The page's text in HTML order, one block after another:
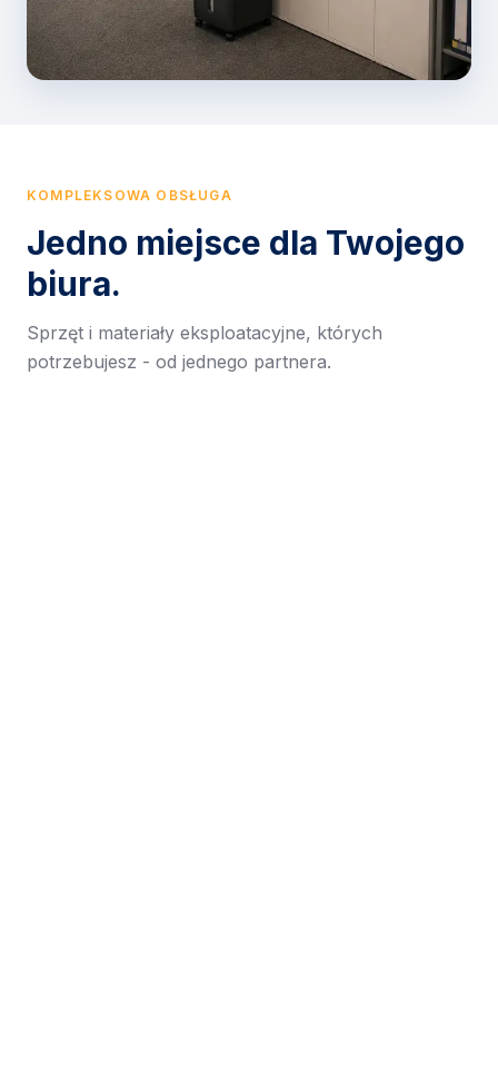
KOMPLEKSOWA OBSŁUGA
Jedno miejsce dla Twojego
biura.
Sprzęt i materiały eksploatacyjne, których
potrzebujesz - od jednego partnera.